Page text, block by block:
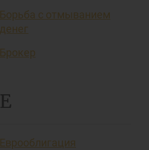
Борьба с отмыванием
денег
Брокер
Е
Еврооблигация